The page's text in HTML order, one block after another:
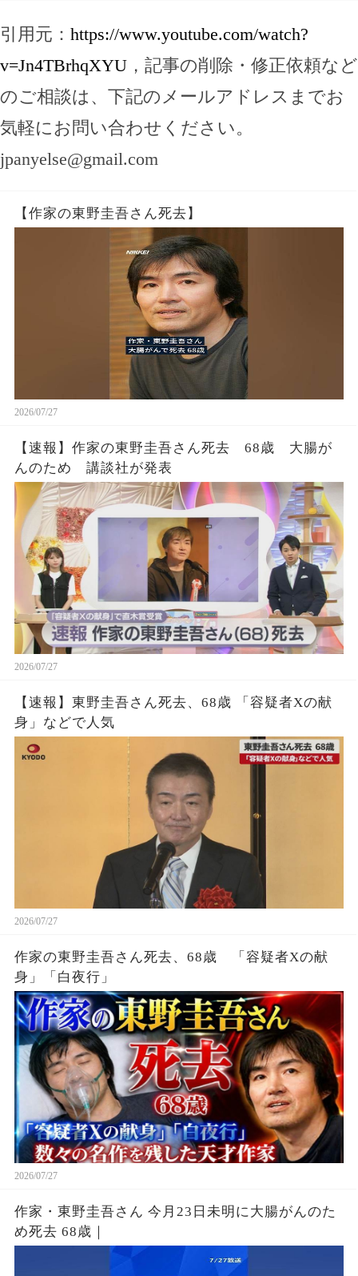
引用元： https://www.youtube.com/watch?
v=Jn4TBrhqXYU ，記事の削除・修正依頼など
のご相談は、下記のメールアドレスまでお
気軽にお問い合わせください。
jpanyelse@gmail.com
【作家の東野圭吾さん死去】
2026/07/27
【速報】作家の東野圭吾さん死去 68歳 大腸が
んのため 講談社が発表
2026/07/27
【速報】東野圭吾さん死去、68歳 「容疑者Xの献
身」などで人気
2026/07/27
作家の東野圭吾さん死去、68歳 「容疑者Xの献
身」「白夜行」
2026/07/27
作家・東野圭吾さん 今月23日未明に大腸がんのた
め死去 68歳｜